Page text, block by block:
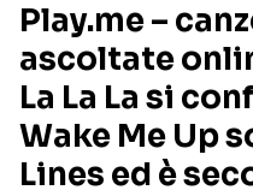
RECENSIONI MUSICALI
INTERVISTE
GOSSIP E CURIOSITÀ
Play.me –
ascoltate
La La La si
Wake Me Up
Lines ed è